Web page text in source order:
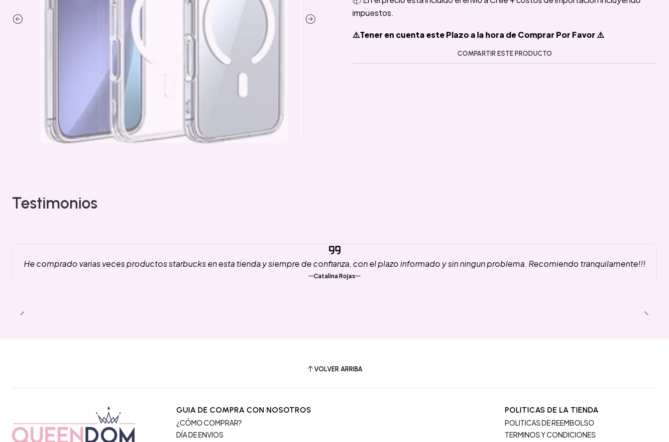
impuestos.
⚠️Tener en cuenta este Plazo a la hora de Comprar Por Favor ⚠️
COMPARTIR ESTE PRODUCTO
Testimonios
He comprado varias veces productos starbucks en esta tienda y siempre de confianza, con el plazo informado y sin ningun problema. Recomiendo tranquilamente!!!
Catalina Rojas
VOLVER ARRIBA
GUIA DE COMPRA CON NOSOTROS
¿CÓMO COMPRAR?
DÍA DE ENVIOS
POLITICAS DE LA TIENDA
POLITICAS DE REEMBOLSO
TERMINOS Y CONDICIONES